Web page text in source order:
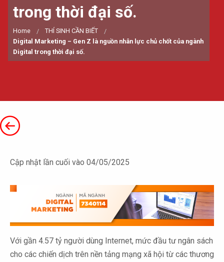
trong thời đại số.
Home
THÍ SINH CẦN BIẾT
Digital Marketing – Gen Z là nguồn nhân lực chủ chốt của ngành
Digital trong thời đại số.
Cập nhật lần cuối vào 04/05/2025
Với gần 4.57 tỷ người dùng Internet, mức đầu tư ngân sách
cho các chiến dịch trên nền tảng mạng xã hội từ các thương